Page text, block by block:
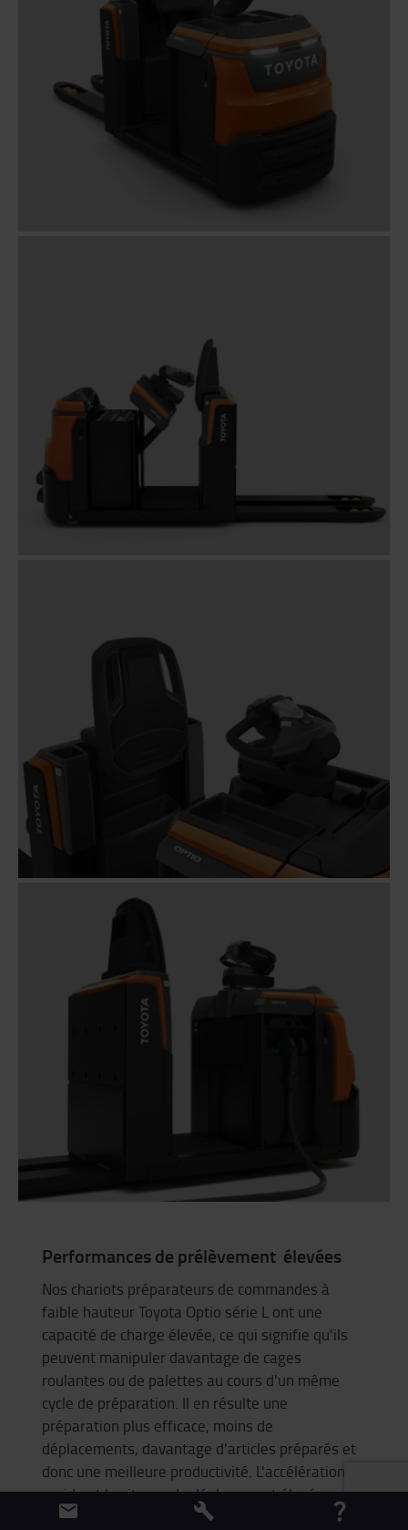
Performances de prélèvement élevées
Nos chariots préparateurs de commandes à
faible hauteur Toyota Optio série L ont une
capacité de charge élevée, ce qui signifie qu'ils
peuvent manipuler davantage de cages
roulantes ou de palettes au cours d'un même
cycle de préparation. Il en résulte une
préparation plus efficace, moins de
déplacements, davantage d'articles préparés et
donc une meilleure productivité. L'accélération
rapide et la vitesse de déplacement élevée
réduisent le temps de transport, ce qui permet